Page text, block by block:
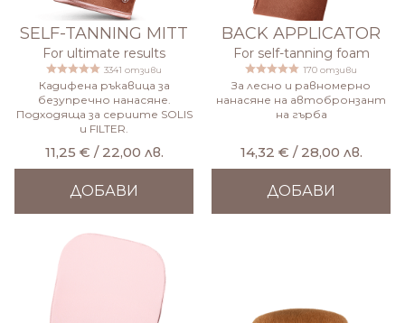
SELF-TANNING MITT
For ultimate results
3341 отзиви
Кадифена ръкавица за
безупречно нанасяне.
Подходяща за сериите SOLIS
и FILTER.
11,25 € / 22,00 лв.
ДОБАВИ
BACK APPLICATOR
For self-tanning foam
170 отзиви
За лесно и равномерно
нанасяне на автобронзант
на гърба
14,32 € / 28,00 лв.
ДОБАВИ